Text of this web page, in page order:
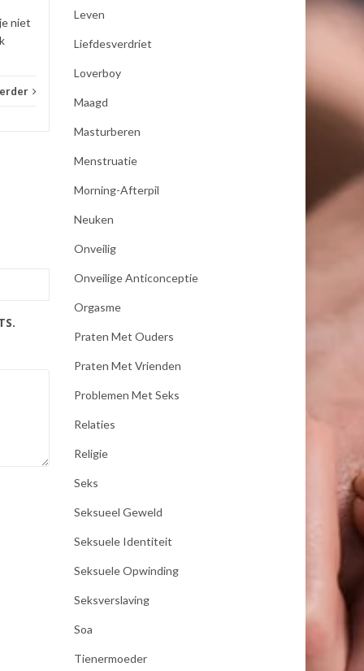
niet
Leven
Liefdesverdriet
Loverboy
Maagd
Masturberen
Menstruatie
Morning-Afterpil
Neuken
Onveilig
Onveilige Anticonceptie
Orgasme
Praten Met Ouders
Praten Met Vrienden
Problemen Met Seks
Relaties
Religie
Seks
Seksueel Geweld
Seksuele Identiteit
Seksuele Opwinding
Seksverslaving
Soa
Tienermoeder